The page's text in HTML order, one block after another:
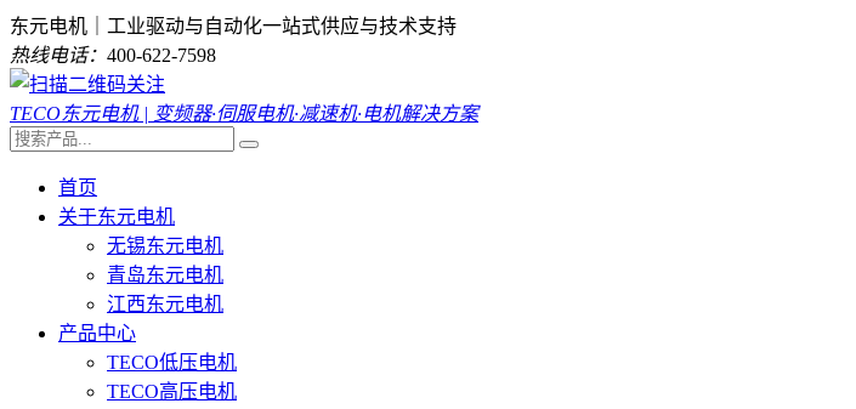
东元电机｜工业驱动与自动化一站式供应与技术支持
热线电话： 400-622-7598
TECO东元电机 | 变频器·伺服电机·减速机·电机解决方案
首页
关于东元电机
无锡东元电机
青岛东元电机
江西东元电机
产品中心
TECO低压电机
TECO高压电机